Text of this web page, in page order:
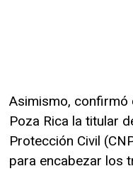
Asimismo, confirmó
Poza Rica la titular
Protección Civil
para encabezar los